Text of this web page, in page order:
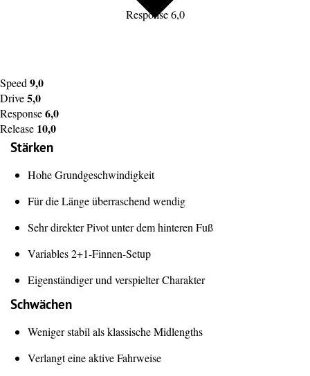
Response 6,0
Speed9,0
Drive5,0
Response6,0
Release 10,0
Stärken
Hohe Grundgeschwindigkeit
Für die Länge überraschend wendig
Sehr direkter Pivot unter dem hinteren Fuß
Variables 2+1-Finnen-Setup
Eigenständiger und verspielter Charakter
Schwächen
Weniger stabil als klassische Midlengths
Verlangt eine aktive Fahrweise